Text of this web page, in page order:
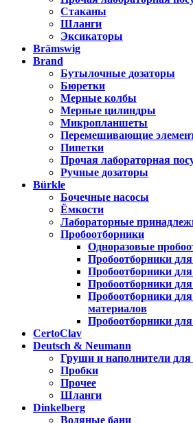
Стаканы
Шланги
Эксикаторы
Brämswig
Brand
Бутылочные дозаторы
Бюретки
Мерные колбы
Мерные цилиндры
Микропланшеты
Перемешивающие
Пипетки
Прочая лабораторная
Ручные дозаторы
Bürkle
Бочечные насосы
Ёмкости
Лабораторные
Пробоотборники
Одноразовые
Пробоотборники
Пробоотборники для
Пробоотборники
Пробоотборники
материалов
Пробоотборники
CertoClav
Deutsch & Neumann
Груши и наполнители для
Пробки
Прочее
Шланги
Dinkelberg
Водяные бани